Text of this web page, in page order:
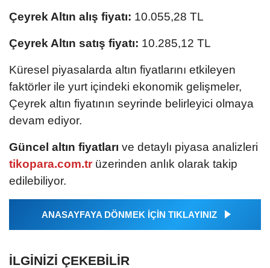
Çeyrek Altın alış fiyatı: 10.055,28 TL
Çeyrek Altın satış fiyatı: 10.285,12 TL
Küresel piyasalarda altın fiyatlarını etkileyen
faktörler ile yurt içindeki ekonomik gelişmeler,
Çeyrek altın fiyatının seyrinde belirleyici olmaya
devam ediyor.
Güncel altın fiyatları ve detaylı piyasa analizleri
tikopara.com.trüzerinden anlık olarak takip
edilebiliyor.
ANASAYFAYA DÖNMEK İÇİN TIKLAYINIZ
İLGINIZI ÇEKEBILIR